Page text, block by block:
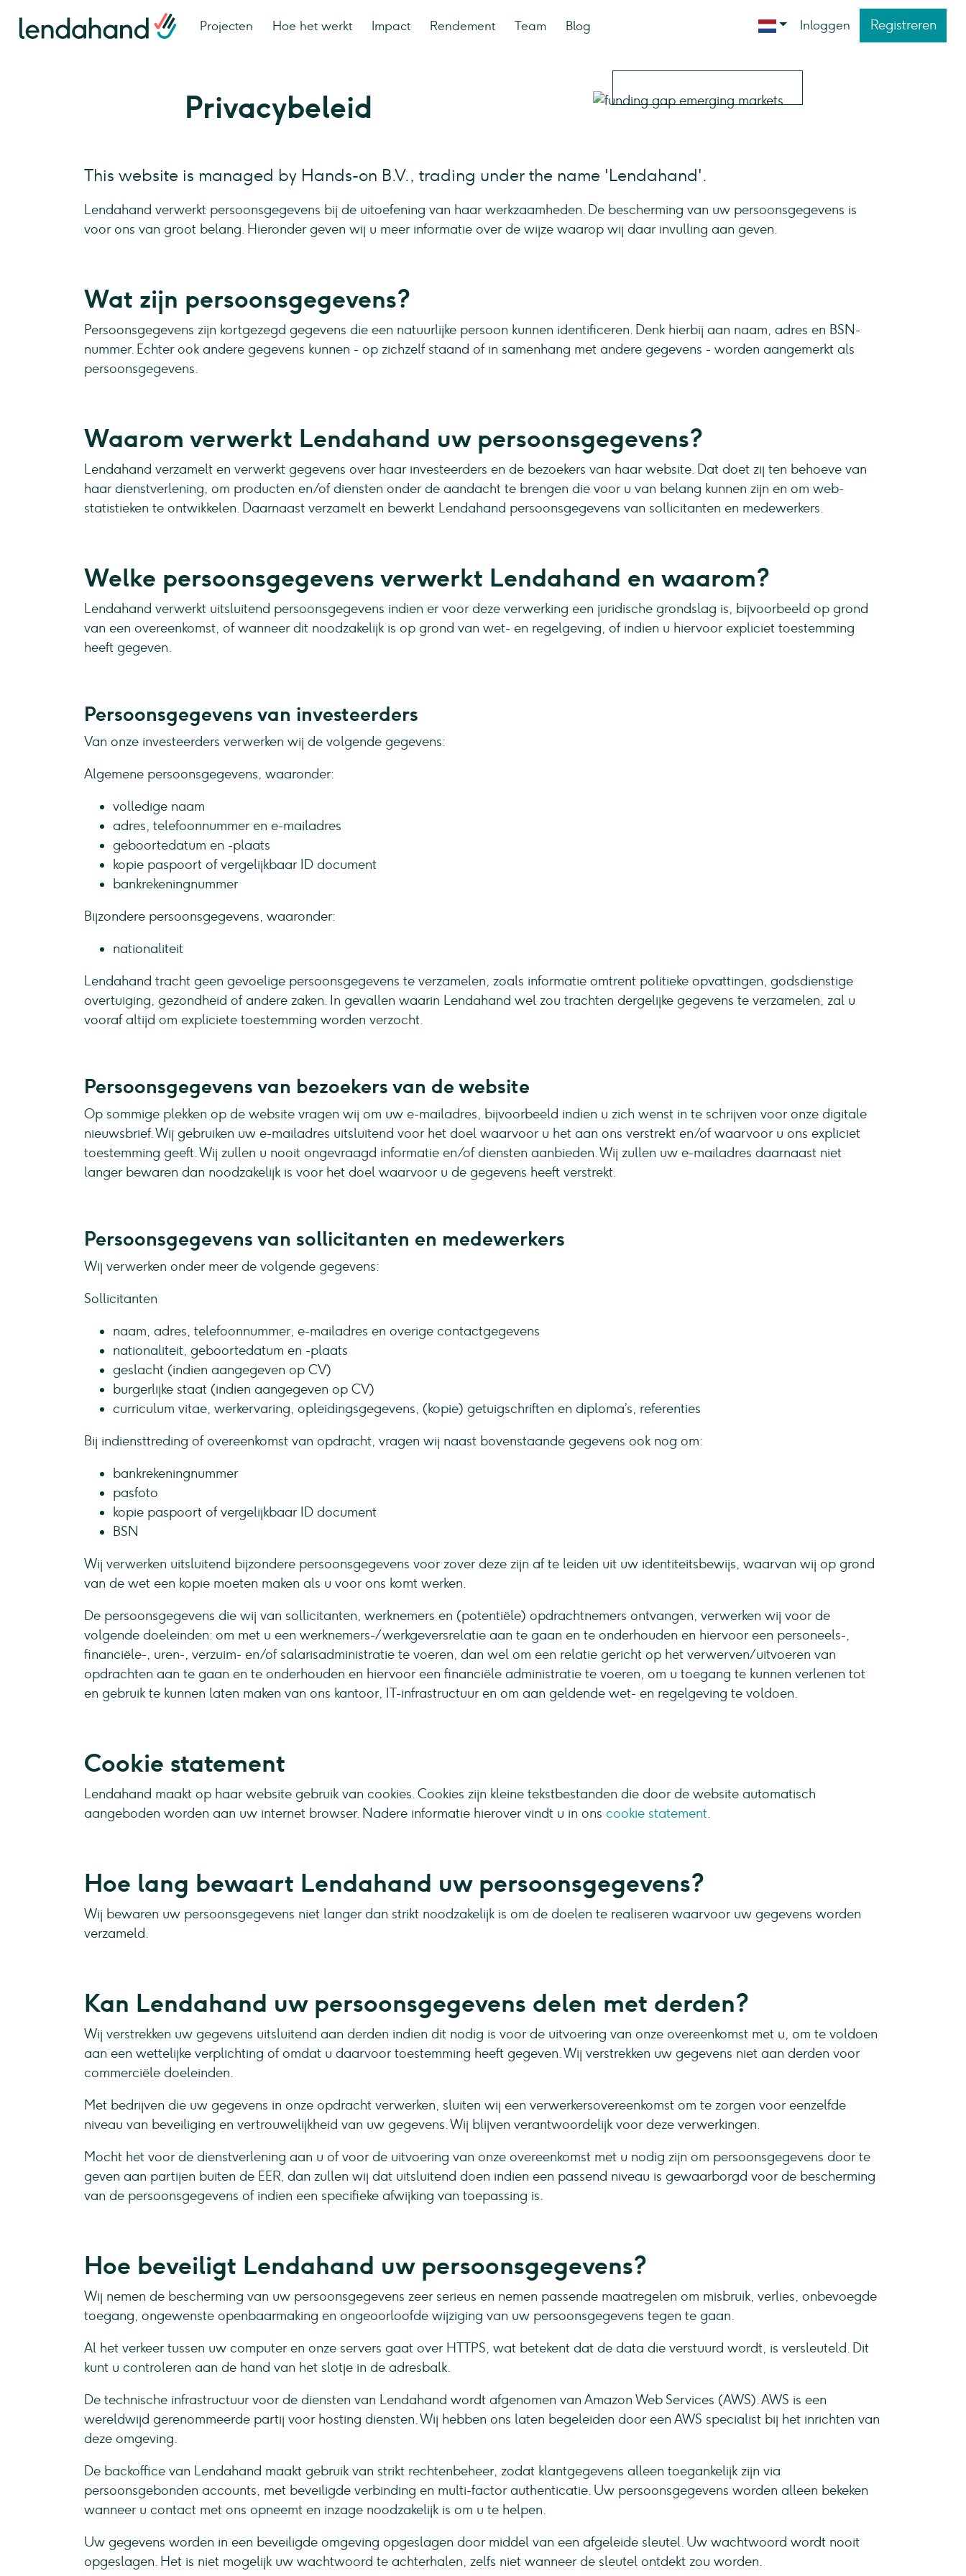
Projecten Hoe het werkt Impact Rendement Team Blog Inloggen Registreren
Privacybeleid
This website is managed by Hands-on B.V., trading under the name 'Lendahand'.
Lendahand verwerkt persoonsgegevens bij de uitoefening van haar werkzaamheden. De bescherming van uw persoonsgegevens is
voor ons van groot belang. Hieronder geven wij u meer informatie over de wijze waarop wij daar invulling aan geven.
Wat zijn persoonsgegevens?
Persoonsgegevens zijn kortgezegd gegevens die een natuurlijke persoon kunnen identificeren. Denk hierbij aan naam, adres en BSN-
nummer. Echter ook andere gegevens kunnen - op zichzelf staand of in samenhang met andere gegevens - worden aangemerkt als
persoonsgegevens.
Waarom verwerkt Lendahand uw persoonsgegevens?
Lendahand verzamelt en verwerkt gegevens over haar investeerders en de bezoekers van haar website. Dat doet zij ten behoeve van
haar dienstverlening, om producten en/of diensten onder de aandacht te brengen die voor u van belang kunnen zijn en om web-
statistieken te ontwikkelen. Daarnaast verzamelt en bewerkt Lendahand persoonsgegevens van sollicitanten en medewerkers.
Welke persoonsgegevens verwerkt Lendahand en waarom?
Lendahand verwerkt uitsluitend persoonsgegevens indien er voor deze verwerking een juridische grondslag is, bijvoorbeeld op grond
van een overeenkomst, of wanneer dit noodzakelijk is op grond van wet- en regelgeving, of indien u hiervoor expliciet toestemming
heeft gegeven.
Persoonsgegevens van investeerders
Van onze investeerders verwerken wij de volgende gegevens:
Algemene persoonsgegevens, waaronder:
volledige naam
adres, telefoonnummer en e-mailadres
geboortedatum en -plaats
kopie paspoort of vergelijkbaar ID document
bankrekeningnummer
Bijzondere persoonsgegevens, waaronder:
nationaliteit
Lendahand tracht geen gevoelige persoonsgegevens te verzamelen, zoals informatie omtrent politieke opvattingen, godsdienstige
overtuiging, gezondheid of andere zaken. In gevallen waarin Lendahand wel zou trachten dergelijke gegevens te verzamelen, zal u
vooraf altijd om expliciete toestemming worden verzocht.
Persoonsgegevens van bezoekers van de website
Op sommige plekken op de website vragen wij om uw e-mailadres, bijvoorbeeld indien u zich wenst in te schrijven voor onze digitale
nieuwsbrief. Wij gebruiken uw e-mailadres uitsluitend voor het doel waarvoor u het aan ons verstrekt en/of waarvoor u ons expliciet
toestemming geeft. Wij zullen u nooit ongevraagd informatie en/of diensten aanbieden. Wij zullen uw e-mailadres daarnaast niet
langer bewaren dan noodzakelijk is voor het doel waarvoor u de gegevens heeft verstrekt.
Persoonsgegevens van sollicitanten en medewerkers
Wij verwerken onder meer de volgende gegevens:
Sollicitanten
naam, adres, telefoonnummer, e-mailadres en overige contactgegevens
nationaliteit, geboortedatum en -plaats
geslacht (indien aangegeven op CV)
burgerlijke staat (indien aangegeven op CV)
curriculum vitae, werkervaring, opleidingsgegevens, (kopie) getuigschriften en diploma’s, referenties
Bij indiensttreding of overeenkomst van opdracht, vragen wij naast bovenstaande gegevens ook nog om:
bankrekeningnummer
pasfoto
kopie paspoort of vergelijkbaar ID document
BSN
Wij verwerken uitsluitend bijzondere persoonsgegevens voor zover deze zijn af te leiden uit uw identiteitsbewijs, waarvan wij op grond
van de wet een kopie moeten maken als u voor ons komt werken.
De persoonsgegevens die wij van sollicitanten, werknemers en (potentiële) opdrachtnemers ontvangen, verwerken wij voor de
volgende doeleinden: om met u een werknemers-/werkgeversrelatie aan te gaan en te onderhouden en hiervoor een personeels-,
financiële-, uren-, verzuim- en/of salarisadministratie te voeren, dan wel om een relatie gericht op het verwerven / uitvoeren van
opdrachten aan te gaan en te onderhouden en hiervoor een financiële administratie te voeren, om u toegang te kunnen verlenen tot
en gebruik te kunnen laten maken van ons kantoor, IT-infrastructuur en om aan geldende wet- en regelgeving te voldoen.
Cookie statement
Lendahand maakt op haar website gebruik van cookies. Cookies zijn kleine tekstbestanden die door de website automatisch
aangeboden worden aan uw internet browser. Nadere informatie hierover vindt u in ons cookie statement.
Hoe lang bewaart Lendahand uw persoonsgegevens?
Wij bewaren uw persoonsgegevens niet langer dan strikt noodzakelijk is om de doelen te realiseren waarvoor uw gegevens worden
verzameld.
Kan Lendahand uw persoonsgegevens delen met derden?
Wij verstrekken uw gegevens uitsluitend aan derden indien dit nodig is voor de uitvoering van onze overeenkomst met u, om te voldoen
aan een wettelijke verplichting of omdat u daarvoor toestemming heeft gegeven. Wij verstrekken uw gegevens niet aan derden voor
commerciële doeleinden.
Met bedrijven die uw gegevens in onze opdracht verwerken, sluiten wij een verwerkersovereenkomst om te zorgen voor eenzelfde
niveau van beveiliging en vertrouwelijkheid van uw gegevens. Wij blijven verantwoordelijk voor deze verwerkingen.
Mocht het voor de dienstverlening aan u of voor de uitvoering van onze overeenkomst met u nodig zijn om persoonsgegevens door te
geven aan partijen buiten de EER, dan zullen wij dat uitsluitend doen indien een passend niveau is gewaarborgd voor de bescherming
van de persoonsgegevens of indien een specifieke afwijking van toepassing is.
Hoe beveiligt Lendahand uw persoonsgegevens?
Wij nemen de bescherming van uw persoonsgegevens zeer serieus en nemen passende maatregelen om misbruik, verlies, onbevoegde
toegang, ongewenste openbaarmaking en ongeoorloofde wijziging van uw persoonsgegevens tegen te gaan.
Al het verkeer tussen uw computer en onze servers gaat over HTTPS, wat betekent dat de data die verstuurd wordt, is versleuteld. Dit
kunt u controleren aan de hand van het slotje in de adresbalk.
De technische infrastructuur voor de diensten van Lendahand wordt afgenomen van Amazon Web Services (AWS). AWS is een
wereldwijd gerenommeerde partij voor hosting diensten. Wij hebben ons laten begeleiden door een AWS specialist bij het inrichten van
deze omgeving.
De backoffice van Lendahand maakt gebruik van strikt rechtenbeheer, zodat klantgegevens alleen toegankelijk zijn via
persoonsgebonden accounts, met beveiligde verbinding en multi-factor authenticatie. Uw persoonsgegevens worden alleen bekeken
wanneer u contact met ons opneemt en inzage noodzakelijk is om u te helpen.
Uw gegevens worden in een beveiligde omgeving opgeslagen door middel van een afgeleide sleutel. Uw wachtwoord wordt nooit
opgeslagen. Het is niet mogelijk uw wachtwoord te achterhalen, zelfs niet wanneer de sleutel ontdekt zou worden.